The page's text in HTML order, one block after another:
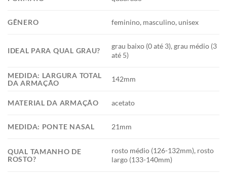
GÊNERO feminino, masculino, unisex
IDEAL PARA QUAL GRAU?
grau baixo (0 até 3), grau médio (3
até 5)
MEDIDA: LARGURA TOTAL
DA ARMAÇÃO
142mm
MATERIAL DA ARMAÇÃO acetato
MEDIDA: PONTE NASAL 21mm
QUAL TAMANHO DE
ROSTO?
rosto médio (126-132mm), rosto
largo (133-140mm)